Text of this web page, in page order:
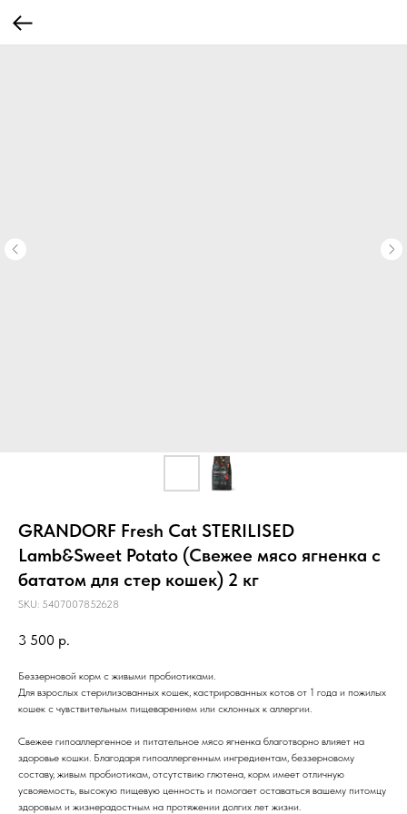
GRANDORF Fresh Cat STERILISED
Lamb&Sweet Potato (Свежее мясо ягненка с
бататом для стер кошек) 2 кг
SKU: 5407007852628
3 500 р.
Беззерновой корм с живыми пробиотиками.
Для взрослых стерилизованных кошек, кастрированных котов от 1 года и пожилых
кошек с чувствительным пищеварением или склонных к аллергии.
Свежее гипоаллергенное и питательное мясо ягненка благотворно влияет на
здоровье кошки. Благодаря гипоаллергенным ингредиентам, беззерновому
составу, живым пробиотикам, отсутствию глютена, корм имеет отличную
усвояемость, высокую пищевую ценность и помогает оставаться вашему питомцу
здоровым и жизнерадостным на протяжении долгих лет жизни.